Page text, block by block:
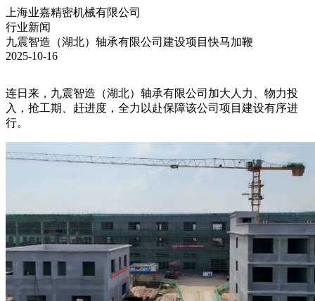
上海业嘉精密机械有限公司
行业新闻
九震智造（湖北）轴承有限公司建设项目快马加鞭
2025-10-16
连日来，九震智造（湖北）轴承有限公司加大人力、物力投
入，抢工期、赶进度，全力以赴保障该公司项目建设有序进
行。